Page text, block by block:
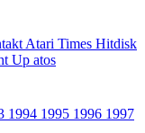
Atari Times Hitdisk
Up atos
1994 1995 1996 1997